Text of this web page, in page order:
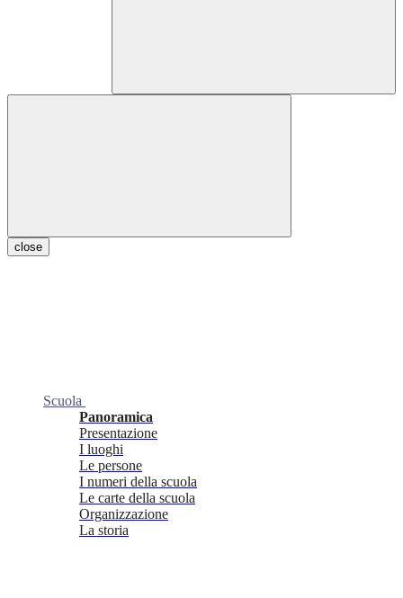
close
Scuola
Panoramica
Presentazione
I luoghi
Le persone
I numeri della scuola
Le carte della scuola
Organizzazione
La storia